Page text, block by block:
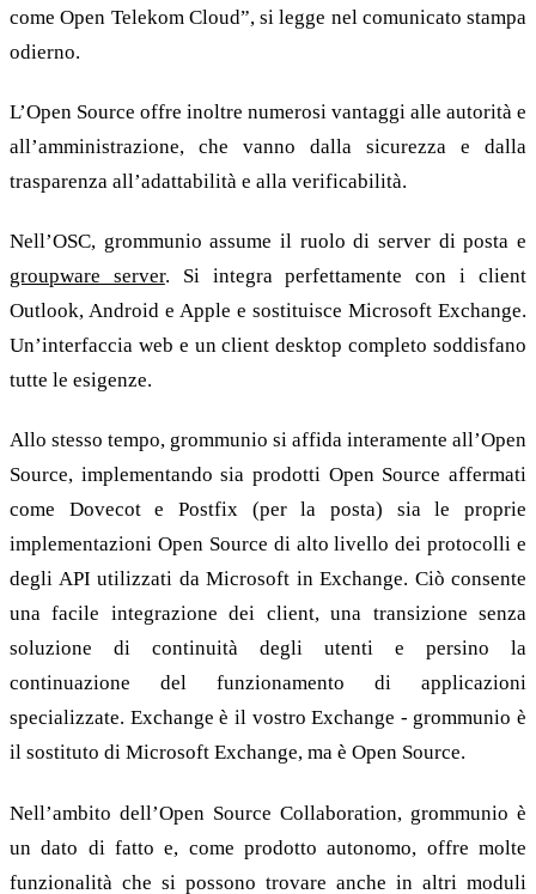
come Open Telekom Cloud”, si legge nel comunicato stampa
odierno.
L’Open Source offre inoltre numerosi vantaggi alle autorità e
all’amministrazione, che vanno dalla sicurezza e dalla
trasparenza all’adattabilità e alla verificabilità.
Nell’OSC, grommunio assume il ruolo di server di posta e
groupware server. Si integra perfettamente con i client
Outlook, Android e Apple e sostituisce Microsoft Exchange.
Un’interfaccia web e un client desktop completo soddisfano
tutte le esigenze.
Allo stesso tempo, grommunio si affida interamente all’Open
Source, implementando sia prodotti Open Source affermati
come Dovecot e Postfix (per la posta) sia le proprie
implementazioni Open Source di alto livello dei protocolli e
degli API utilizzati da Microsoft in Exchange. Ciò consente
una facile integrazione dei client, una transizione senza
soluzione di continuità degli utenti e persino la
continuazione del funzionamento di applicazioni
specializzate. Exchange è il vostro Exchange - grommunio è
il sostituto di Microsoft Exchange, ma è Open Source.
Nell’ambito dell’Open Source Collaboration, grommunio è
un dato di fatto e, come prodotto autonomo, offre molte
funzionalità che si possono trovare anche in altri moduli